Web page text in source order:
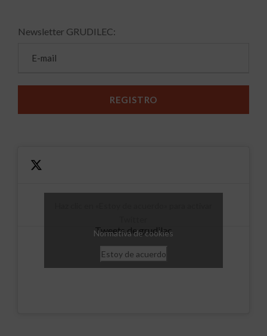
Newsletter GRUDILEC:
Tweets de grudilec
Normativa de cookies
Estoy de acuerdo